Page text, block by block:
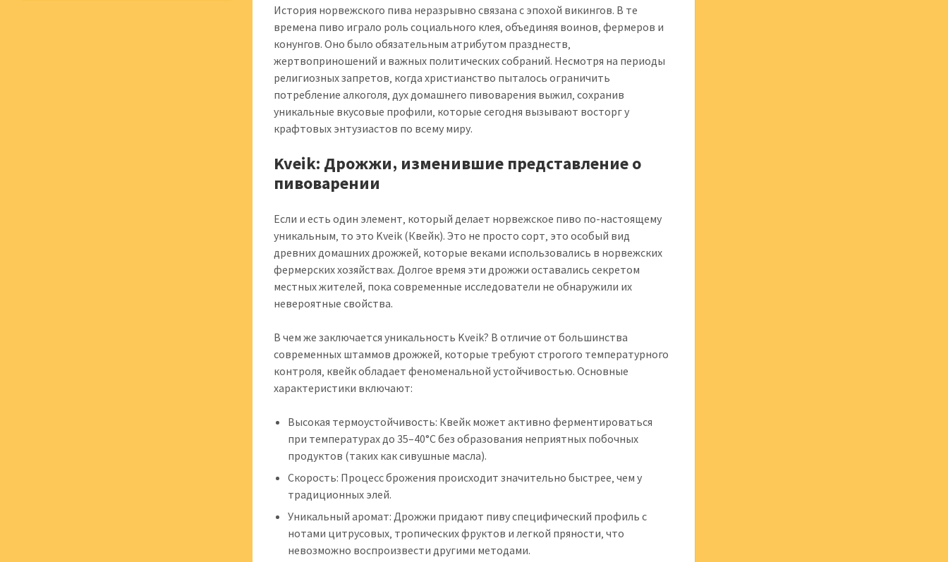
История норвежского пива неразрывно связана с эпохой викингов. В те
времена пиво играло роль социального клея‚ объединяя воинов‚ фермеров и
конунгов. Оно было обязательным атрибутом празднеств‚
жертвоприношений и важных политических собраний. Несмотря на периоды
религиозных запретов‚ когда христианство пыталось ограничить
потребление алкоголя‚ дух домашнего пивоварения выжил‚ сохранив
уникальные вкусовые профили‚ которые сегодня вызывают восторг у
крафтовых энтузиастов по всему миру.
Kveik: Дрожжи‚ изменившие представление о
пивоварении
Если и есть один элемент‚ который делает норвежское пиво по-настоящему
уникальным‚ то это Kveik (Квейк). Это не просто сорт‚ это особый вид
древних домашних дрожжей‚ которые веками использовались в норвежских
фермерских хозяйствах. Долгое время эти дрожжи оставались секретом
местных жителей‚ пока современные исследователи не обнаружили их
невероятные свойства.
В чем же заключается уникальность Kveik? В отличие от большинства
современных штаммов дрожжей‚ которые требуют строгого температурного
контроля‚ квейк обладает феноменальной устойчивостью. Основные
характеристики включают:
Высокая термоустойчивость: Квейк может активно ферментироваться
при температурах до 35–40°C без образования неприятных побочных
продуктов (таких как сивушные масла).
Скорость: Процесс брожения происходит значительно быстрее‚ чем у
традиционных элей.
Уникальный аромат: Дрожжи придают пиву специфический профиль с
нотами цитрусовых‚ тропических фруктов и легкой пряности‚ что
невозможно воспроизвести другими методами.